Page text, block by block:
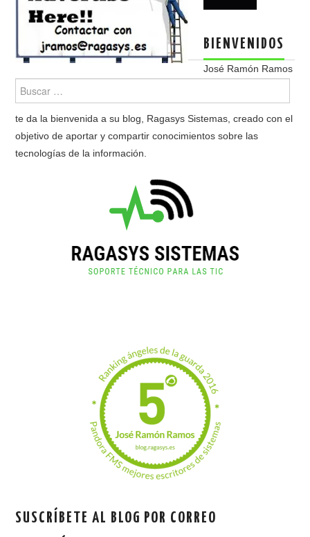
BIENVENIDOS
José Ramón Ramos
te da la bienvenida a su blog, Ragasys Sistemas, creado con el
objetivo de aportar y compartir conocimientos sobre las
tecnologías de la información.
SUSCRÍBETE AL BLOG POR CORREO